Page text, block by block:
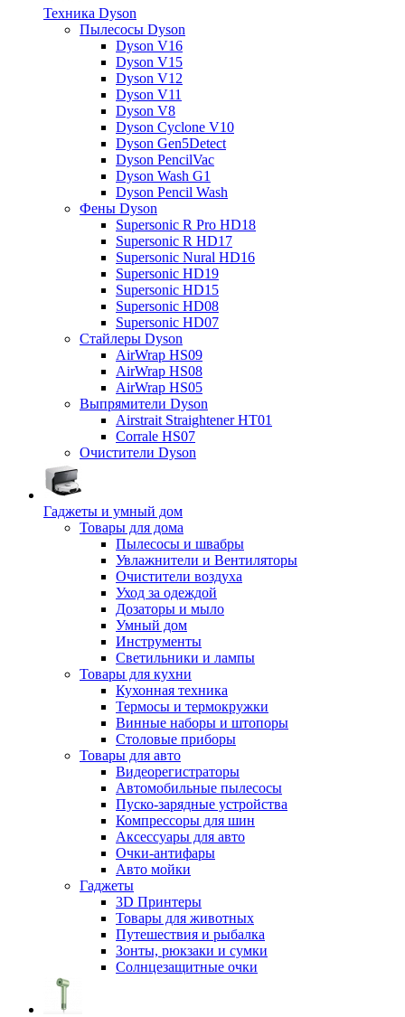
Техника Dyson
Пылесосы Dyson
Dyson V16
Dyson V15
Dyson V12
Dyson V11
Dyson V8
Dyson Cyclone V10
Dyson Gen5Detect
Dyson PencilVac
Dyson Wash G1
Dyson Pencil Wash
Фены Dyson
Supersonic R Pro HD18
Supersonic R HD17
Supersonic Nural HD16
Supersonic HD19
Supersonic HD15
Supersonic HD08
Supersonic HD07
Стайлеры Dyson
AirWrap HS09
AirWrap HS08
AirWrap HS05
Выпрямители Dyson
Airstrait Straightener HT01
Corrale HS07
Очистители Dyson
Гаджеты и умный дом
Товары для дома
Пылесосы и швабры
Увлажнители и Вентиляторы
Очистители воздуха
Уход за одеждой
Дозаторы и мыло
Умный дом
Инструменты
Светильники и лампы
Товары для кухни
Кухонная техника
Термосы и термокружки
Винные наборы и штопоры
Столовые приборы
Товары для авто
Видеорегистраторы
Автомобильные пылесосы
Пуско-зарядные устройства
Компрессоры для шин
Аксессуары для авто
Очки-антифары
Авто мойки
Гаджеты
3D Принтеры
Товары для животных
Путешествия и рыбалка
Зонты, рюкзаки и сумки
Солнцезащитные очки